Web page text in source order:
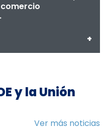
+
y la Unión
Ver más noticias